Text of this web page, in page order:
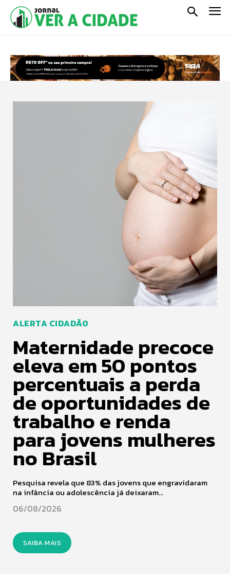
ALERTA CIDADÃO
Maternidade precoce
eleva em 50 pontos
percentuais a perda
de oportunidades de
trabalho e renda
para jovens mulheres
no Brasil
Pesquisa revela que 83% das jovens que engravidaram
na infância ou adolescência já deixaram...
06/08/2026
SAIBA MAIS